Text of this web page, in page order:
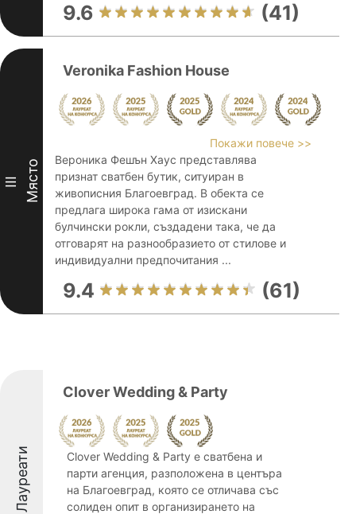
9.6 (41)
III Място
Veronika Fashion House
Покажи повече >>
Вероника Фешън Хаус представлява
признат сватбен бутик, ситуиран в
живописния Благоевград. В обекта се
предлага широка гама от изискани
булчински рокли, създадени така, че да
отговарят на разнообразието от стилове и
индивидуални предпочитания ...
9.4 (61)
Лауреати
Clover Wedding & Party
Clover Wedding & Party е сватбена и
парти агенция, разположена в центъра
на Благоевград, която се отличава със
солиден опит в организирането на